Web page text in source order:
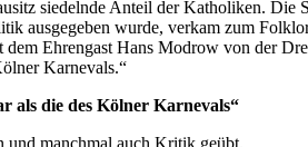
siedelnde Anteil der Katholiken. Die
ausgegeben wurde, verkam zum
Ehrengast Hans Modrow von der
Karnevals.“
als die des Kölner Karnevals“